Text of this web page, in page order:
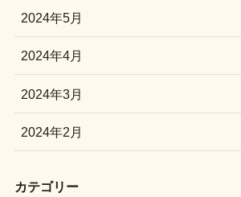
2024年5月
2024年4月
2024年3月
2024年2月
カテゴリー